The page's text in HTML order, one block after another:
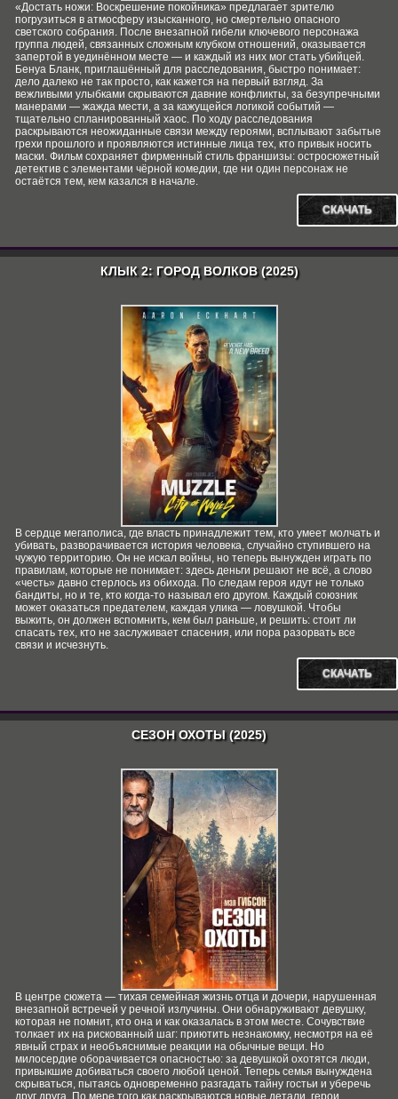
«Достать ножи: Воскрешение покойника» предлагает зрителю
погрузиться в атмосферу изысканного, но смертельно опасного
светского собрания. После внезапной гибели ключевого персонажа
группа людей, связанных сложным клубком отношений, оказывается
запертой в уединённом месте — и каждый из них мог стать убийцей.
Бенуа Бланк, приглашённый для расследования, быстро понимает:
дело далеко не так просто, как кажется на первый взгляд. За
вежливыми улыбками скрываются давние конфликты, за безупречными
манерами — жажда мести, а за кажущейся логикой событий —
тщательно спланированный хаос. По ходу расследования
раскрываются неожиданные связи между героями, всплывают забытые
грехи прошлого и проявляются истинные лица тех, кто привык носить
маски. Фильм сохраняет фирменный стиль франшизы: остросюжетный
детектив с элементами чёрной комедии, где ни один персонаж не
остаётся тем, кем казался в начале.
СКАЧАТЬ
КЛЫК 2: ГОРОД ВОЛКОВ (2025)
В сердце мегаполиса, где власть принадлежит тем, кто умеет молчать и
убивать, разворачивается история человека, случайно ступившего на
чужую территорию. Он не искал войны, но теперь вынужден играть по
правилам, которые не понимает: здесь деньги решают не всё, а слово
«честь» давно стерлось из обихода. По следам героя идут не только
бандиты, но и те, кто когда‑то называл его другом. Каждый союзник
может оказаться предателем, каждая улика — ловушкой. Чтобы
выжить, он должен вспомнить, кем был раньше, и решить: стоит ли
спасать тех, кто не заслуживает спасения, или пора разорвать все
связи и исчезнуть.
СКАЧАТЬ
СЕЗОН ОХОТЫ (2025)
В центре сюжета — тихая семейная жизнь отца и дочери, нарушенная
внезапной встречей у речной излучины. Они обнаруживают девушку,
которая не помнит, кто она и как оказалась в этом месте. Сочувствие
толкает их на рискованный шаг: приютить незнакомку, несмотря на её
явный страх и необъяснимые реакции на обычные вещи. Но
милосердие оборачивается опасностью: за девушкой охотятся люди,
привыкшие добиваться своего любой ценой. Теперь семья вынуждена
скрываться, пытаясь одновременно разгадать тайну гостьи и уберечь
друг друга. По мере того как раскрываются новые детали, герои